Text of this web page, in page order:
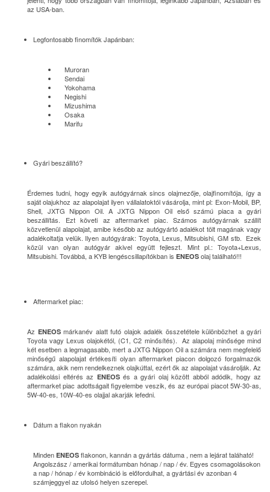
az USA-ban.
Legfontosabb finomítók Japánban:
Muroran
Sendai
Yokohama
Negishi
Mizushima
Osaka
Marifu
Gyári beszállító?
Érdemes tudni, hogy egyik autógyárnak sincs olajmezője, olajfinomítója, így a
saját olajukhoz az alapolajat ilyen vállalatoktól vásárolja, mint pl: Exon-Mobil, BP,
Shell, JXTG Nippon Oil. A JXTG Nippon Oil első számú piaca a gyári
beszállítás. Ezt követi az aftermarket piac. Számos autógyárnak szállít
közvetlenül alapolajat, amibe később az autógyártó adalékot tölt magának vagy
adalékoltatja velük. Ilyen autógyárak: Toyota, Lexus, Mitsubishi, GM stb. Ezek
közül van olyan autógyár akivel együtt fejleszt. Mint pl.: Toyota+Lexus,
Mitsubishi. Továbbá, a KYB lengéscsillapítókban is ENEOS olaj található!!!
Aftermarket piac:
Az ENEOSmárkanév alatt futó olajok adalék összetétele különbözhet a gyári
Toyota vagy Lexus olajokétól, (C1, C2 minősítés). Az alapolaj minősége mind
két esetben a legmagasabb, mert a JXTG Nippon Oil a számára nem megfelelő
minőségű alapolajat értékesíti olyan aftermarket piacon dolgozó forgalmazók
számára, akik nem rendelkeznek olajkúttal, ezért ők az alapolajat vásárolják. Az
adalékolási eltérés az ENEOSés a gyári olaj között abból adódik, hogy az
aftermarket piac adottságait figyelembe veszik, és az európai piacot 5W-30-as,
5W-40-es, 10W-40-es olajjal akarják lefedni.
Dátum a flakon nyakán
Minden ENEOS flakonon, kannán a gyártás dátuma , nem a lejárat taláható!
Angolszász / amerikai formátumban hónap / nap / év. Egyes csomagolásokon
a nap / hónap / év kombináció is előfordulhat, a gyártási év azonban 4
számjeggyel az utolsó helyen szerepel.